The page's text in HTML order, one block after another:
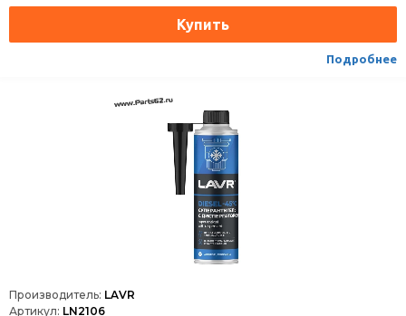
Условия хранения
±30
3811900000
Подробнее
Производитель: LAVR
Артикул: LN2106